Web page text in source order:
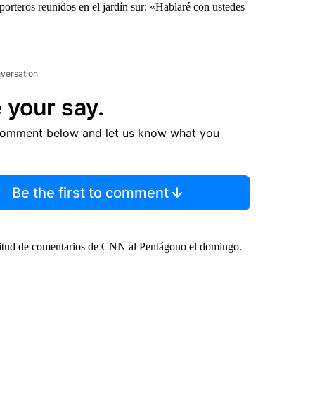
reunidos en el jardín sur: «Hablaré con ustedes
your say.
below and let us know what you
Be the first to comment
de comentarios de CNN al Pentágono el domingo.